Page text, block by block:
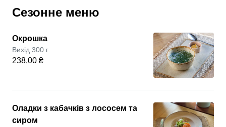
Сезонне меню
Окрошка
Вихід 300 г
238,00 ₴
Оладки з кабачків з лососем та
сиром